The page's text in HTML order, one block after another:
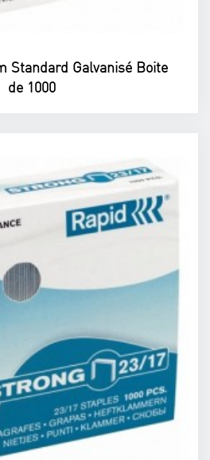
Standard Galvanisé Boite
de 1000